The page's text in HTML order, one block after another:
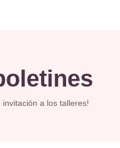
a los talleres!